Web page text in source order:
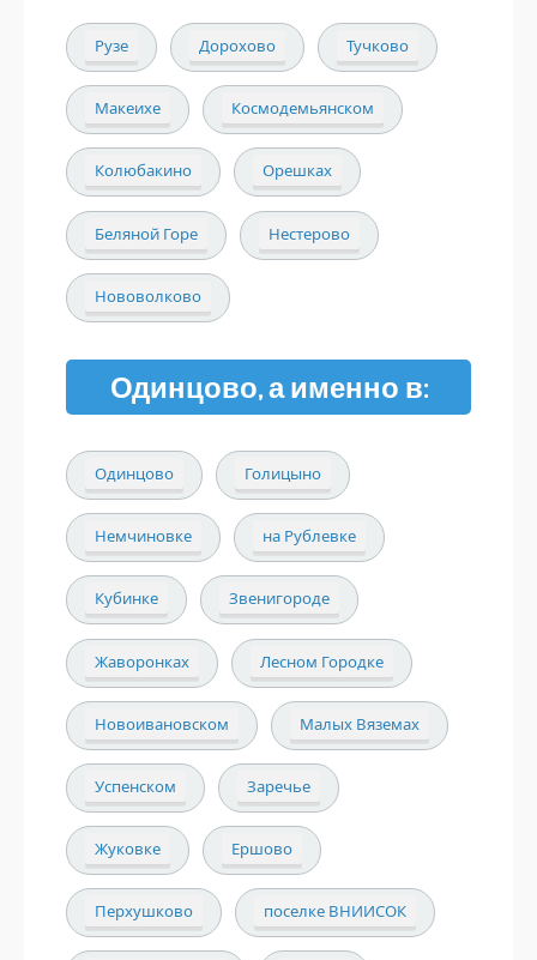
Рузе Дорохово Тучково
Макеихе Космодемьянском
Колюбакино Орешках
Беляной Горе Нестерово
Нововолково
Одинцово, а именно в:
Одинцово Голицыно
Немчиновке на Рублевке
Кубинке Звенигороде
Жаворонках Лесном Городке
Новоивановском Малых Вяземах
Успенском Заречье
Жуковке Ершово
Перхушково поселке ВНИИСОК